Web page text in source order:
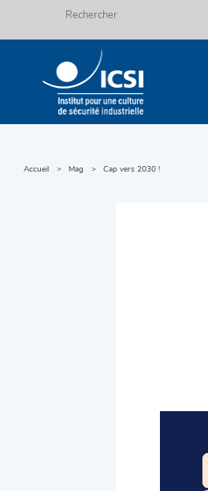
principal
Rechercher
Fils
Accueil Mag Cap vers 2030 !